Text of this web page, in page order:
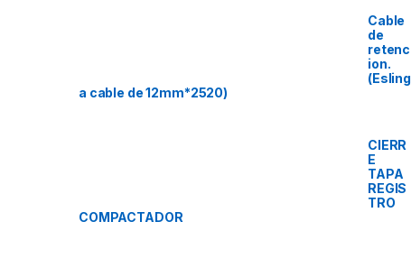
Cable
de
retenc
ion.
(Esling
a cable de 12mm*2520)
CIERR
E
TAPA
REGIS
TRO
COMPACTADOR